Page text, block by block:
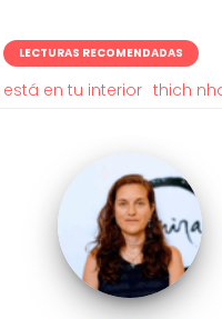
LECTURAS RECOMENDADAS
en tu interior thich